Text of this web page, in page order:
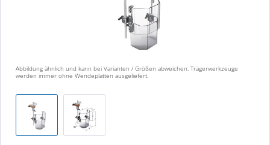
Abbildung ähnlich und kann bei Varianten / Größen abweichen. Trägerwerkzeuge
werden immer ohne Wendeplatten ausgeliefert.